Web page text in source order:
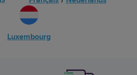
Luxembourg